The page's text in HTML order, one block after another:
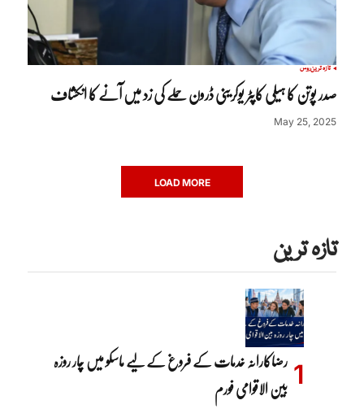
تازہ ترینروس
صدر پوتن کا ہیلی کاپٹر یوکرینی ڈرون حملے کی زد میں آنے کا انکشاف
May 25, 2025
LOAD MORE
تازہ ترین
رضاکارانہ خدمات کے فروغ کے لیے ماسکو میں چار روزہ
بین الاقوامی فورم